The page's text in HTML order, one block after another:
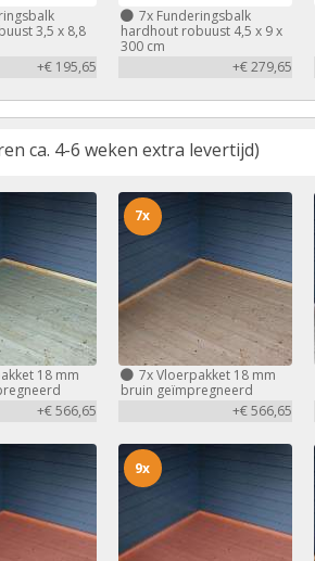
3,5 x 8,8
+€ 195,65
7xFunderingsbalk
hardhout robuust 4,5 x 9 x
300 cm
+€ 279,65
ca. 4-6 weken extra levertijd)
18 mm
+€ 566,65
7xVloerpakket 18 mm
bruin geïmpregneerd
+€ 566,65
7x
9x